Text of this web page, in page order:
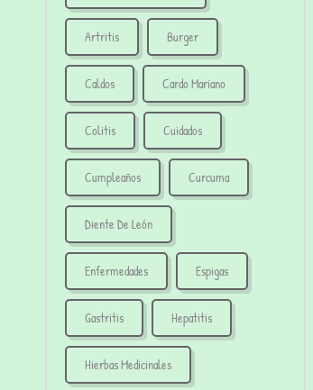
Artritis Burger
Caldos Cardo Mariano
Colitis Cuidados
Cumpleaños Curcuma
Diente De León
Enfermedades Espigas
Gastritis Hepatitis
Hierbas Medicinales